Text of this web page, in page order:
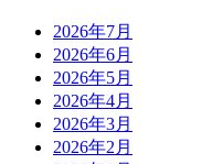
2026年7月
2026年6月
2026年5月
2026年4月
2026年3月
2026年2月